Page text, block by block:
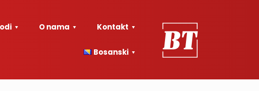
O nama Kontakt
Bosanski